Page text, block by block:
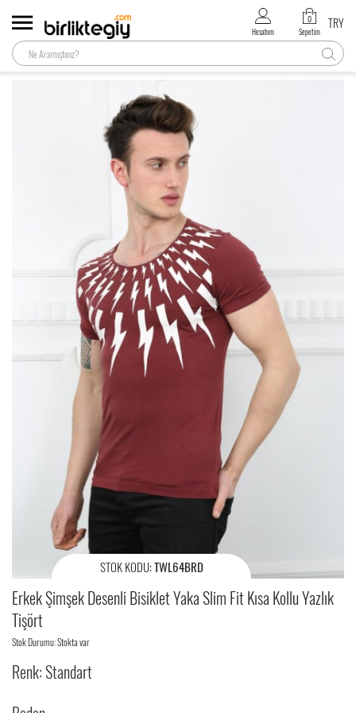
Hesabım
0
Sepetim
TRY
STOK KODU:TWL64BRD
Erkek Şimşek Desenli Bisiklet Yaka Slim Fit Kısa Kollu Yazlık
Tişört
Stok Durumu: Stokta var
Renk: Standart